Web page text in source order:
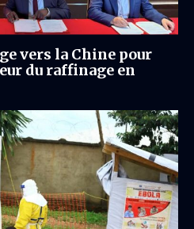
vers la Chine pour
du raffinage en